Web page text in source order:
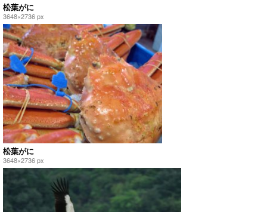
松葉がに
3648×2736 px
松葉がに
3648×2736 px